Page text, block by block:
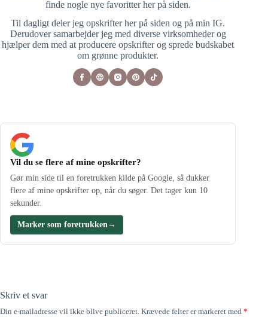
finde nogle nye favoritter her på siden.
Til dagligt deler jeg opskrifter her på siden og på min IG.
Derudover samarbejder jeg med diverse virksomheder og
hjælper dem med at producere opskrifter og sprede budskabet
om grønne produkter.
Vil du se flere af mine opskrifter?
Gør min side til en foretrukken kilde på Google, så dukker
flere af mine opskrifter op, når du søger. Det tager kun 10
sekunder.
Marker som foretrukken→
Skriv et svar
Din e-mailadresse vil ikke blive publiceret. Krævede felter er markeret med *